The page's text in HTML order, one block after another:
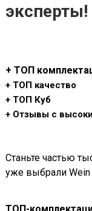
эксперты!
+ ТОП
+ ТОП качество
+ ТОП Куб
+ Отзывы с
Станьте частью
уже выбрали Wein